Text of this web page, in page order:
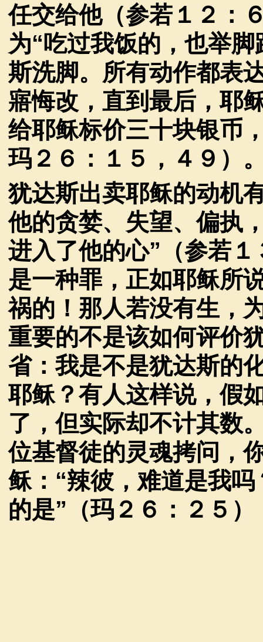
任交给他（参若１２：
为“吃过我饭的，也举脚
斯洗脚。所有动作都表
寤悔改，直到最后，耶
给耶稣标价三十块银币
玛２６：１５，４９）
犹达斯出卖耶稣的动机
他的贪婪、失望、偏执
进入了他的心” （参若
是一种罪，正如耶稣所
祸的！那人若没有生，
重要的不是该如何评价
省：我是不是犹达斯的
耶稣？有人这样说，假
了，但实际却不计其数
位基督徒的灵魂拷问，
稣： “辣彼，难道是我吗
的是” （玛２６：２５）